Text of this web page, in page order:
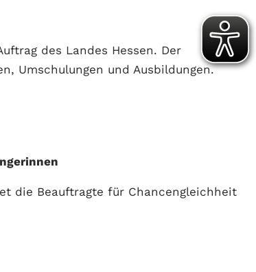
des Landes Hessen. Der
Umschulungen und Ausbildungen.
die Beauftragte für Chancengleichheit